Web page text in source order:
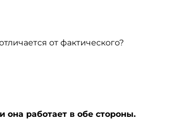
от фактического?
она работает в обе стороны.